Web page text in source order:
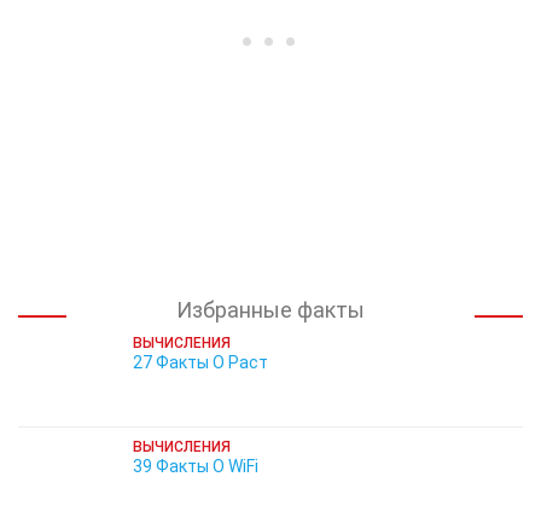
Избранные факты
ВЫЧИСЛЕНИЯ
27 Факты О Раст
ВЫЧИСЛЕНИЯ
39 Факты О WiFi